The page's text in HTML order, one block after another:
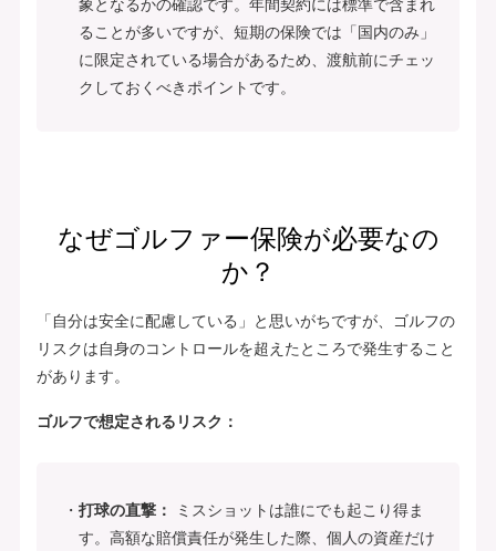
象となるかの確認です。年間契約には標準で含まれ
ることが多いですが、短期の保険では「国内のみ」
に限定されている場合があるため、渡航前にチェッ
クしておくべきポイントです。
なぜゴルファー保険が必要なの
か？
「自分は安全に配慮している」と思いがちですが、ゴルフの
リスクは自身のコントロールを超えたところで発生すること
があります。
ゴルフで想定されるリスク：
打球の直撃：
ミスショットは誰にでも起こり得ま
す。高額な賠償責任が発生した際、個人の資産だけ